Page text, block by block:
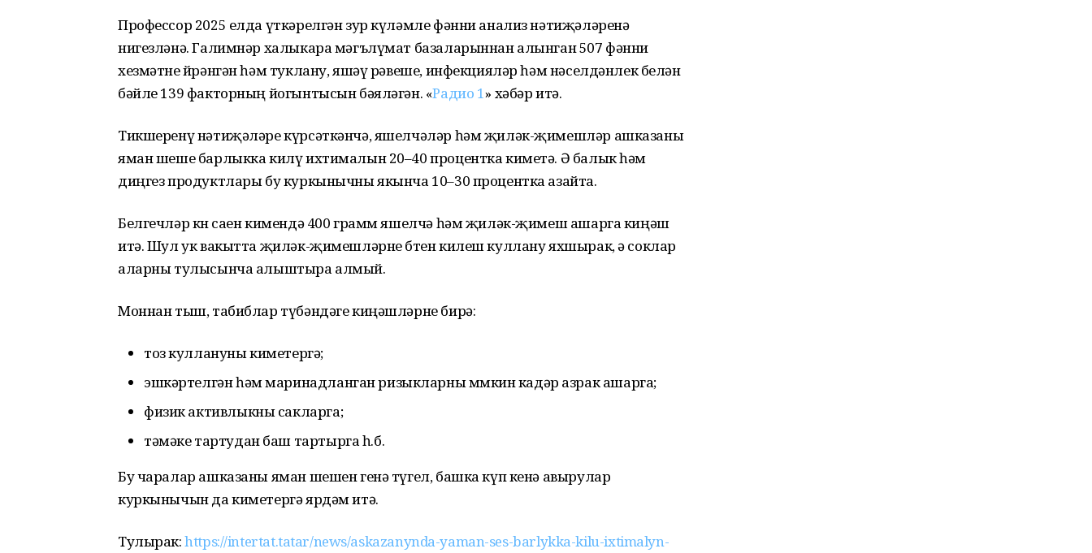
Профессор 2025 елда үткәрелгән зур күләмле фәнни анализ нәтиҗәләренә
нигезләнә. Галимнәр халыкара мәгълүмат базаларыннан алынган 507 фәнни
хезмәтне өйрәнгән һәм туклану, яшәү рәвеше, инфекцияләр һәм нәселдәнлек белән
бәйле 139 факторның йогынтысын бәяләгән. «Радио 1» хәбәр итә.
Тикшеренү нәтиҗәләре күрсәткәнчә, яшелчәләр һәм җиләк-җимешләр ашказаны
яман шеше барлыкка килү ихтималын 20–40 процентка киметә. Ә балык һәм
диңгез продуктлары бу куркынычны якынча 10–30 процентка азайта.
Белгечләр көн саен кимендә 400 грамм яшелчә һәм җиләк-җимеш ашарга киңәш
итә. Шул ук вакытта җиләк-җимешләрне бөтен килеш куллану яхшырак, ә соклар
аларны тулысынча алыштыра алмый.
Моннан тыш, табиблар түбәндәге киңәшләрне бирә:
тоз куллануны киметергә;
эшкәртелгән һәм маринадланган ризыкларны мөмкин кадәр азрак ашарга;
физик активлыкны сакларга;
тәмәке тартудан баш тартырга һ.б.
Бу чаралар ашказаны яман шешен генә түгел, башка күп кенә авырулар
куркынычын да киметергә ярдәм итә.
Тулырак:https://intertat.tatar/news/askazanynda-yaman-ses-barlykka-kilu-ixtimalyn-